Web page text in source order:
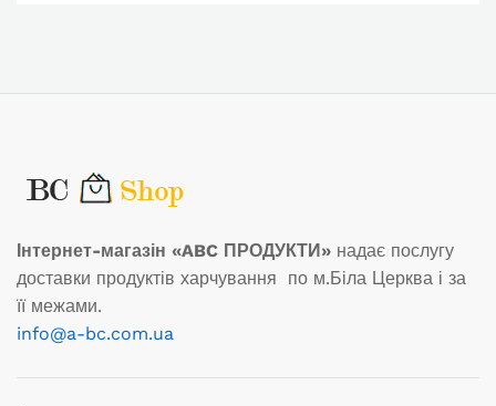
Інтернет-магазін «ABC ПРОДУКТИ» надає послугу
доставки продуктів харчування по м.Біла Церква і за
її межами.
info@a-bc.com.ua